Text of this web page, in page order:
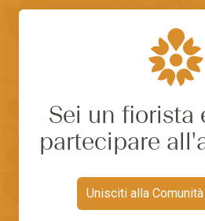
Sei un fiorista
partecipare
Unisciti alla